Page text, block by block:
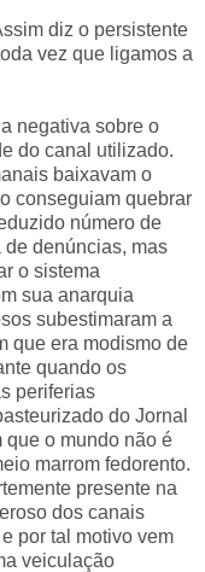
diz o persistente
vez que ligamos a
negativa sobre o
do canal utilizado.
baixavam o
conseguiam quebrar
número de
denúncias, mas
o sistema
sua anarquia
subestimaram a
que era modismo de
quando os
periferias
do Jornal
que o mundo não é
marrom fedorento.
presente na
dos canais
por tal motivo vem
veiculação